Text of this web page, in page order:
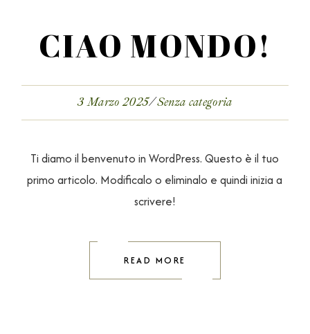
CIAO MONDO!
3 Marzo 2025 Senza categoria
Ti diamo il benvenuto in WordPress. Questo è il tuo
primo articolo. Modificalo o eliminalo e quindi inizia a
scrivere!
READ MORE